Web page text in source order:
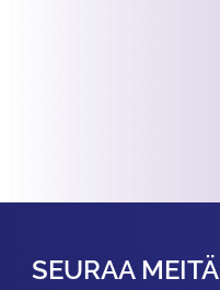
SEURAA MEITÄ